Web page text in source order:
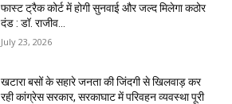
फास्ट ट्रैक कोर्ट में होगी सुनवाई और जल्द मिलेगा कठोर
दंड : डॉ. राजीव...
July 23, 2026
खटारा बसों के सहारे जनता की जिंदगी से खिलवाड़ कर
रही कांग्रेस सरकार, सरकाघाट में परिवहन व्यवस्था पूरी